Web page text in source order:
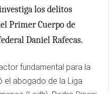
los delitos
Primer Cuerpo de
Daniel Rafecas.
fundamental para la
el abogado de la Liga